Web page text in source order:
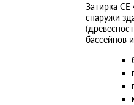
Затирка
снаружи
бассейнов